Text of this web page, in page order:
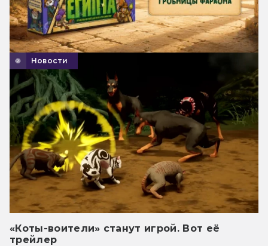
Новости
«Коты-воители» станут игрой. Вот её
трейлер